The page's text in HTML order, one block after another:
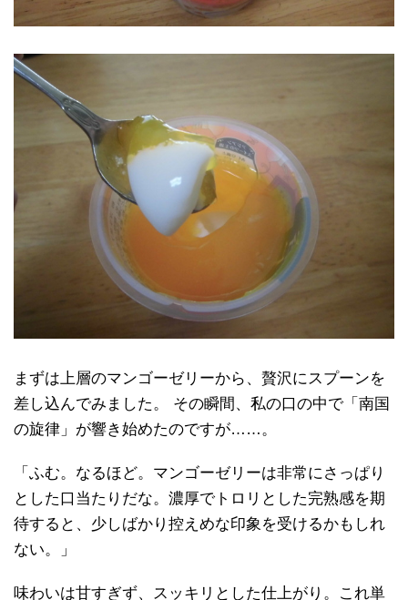
まずは上層のマンゴーゼリーから、贅沢にスプーンを
差し込んでみました。 その瞬間、私の口の中で「南国
の旋律」が響き始めたのですが……。
「ふむ。なるほど。マンゴーゼリーは非常にさっぱり
とした口当たりだな。濃厚でトロリとした完熟感を期
待すると、少しばかり控えめな印象を受けるかもしれ
ない。」
味わいは甘すぎず、スッキリとした仕上がり。これ単